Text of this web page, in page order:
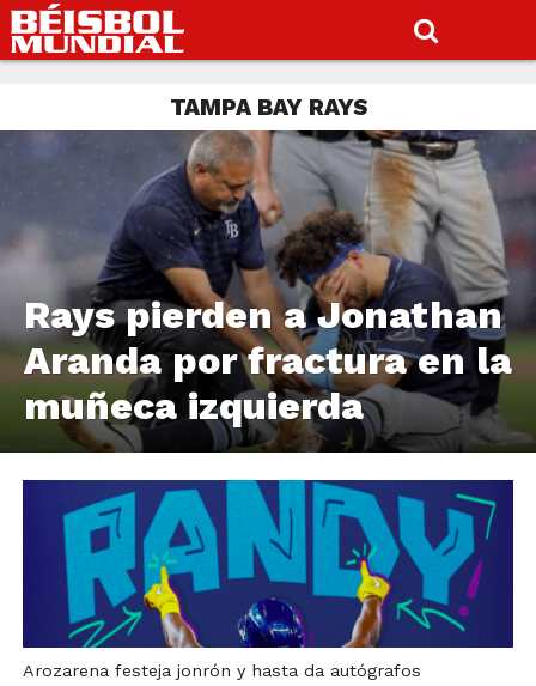
TAMPA BAY RAYS
Rays pierden a Jonathan
Aranda por fractura en la
muñeca izquierda
Arozarena festeja jonrón y hasta da autógrafos